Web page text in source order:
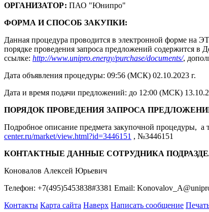
ОРГАНИЗАТОР: ПАО "Юнипро"
ФОРМА И СПОСОБ ЗАКУПКИ:
Данная процедура проводится в электронной форме на
порядке проведения запроса предложений содержится в
ссылке: http://www.unipro.energy/purchase/documents/,
Дата объявления процедуры: 09:56 (МСК) 02.10.2023 г.
Дата и время подачи предложений: до 12:00 (МСК)
ПОРЯДОК ПРОВЕДЕНИЯ ЗАПРОСА
Подробное описание предмета закупочной процедуры, а
center.ru/market/view.html?id=3446151 , №3446151
КОНТАКТНЫЕ ДАННЫЕ СОТРУДНИКА
Коновалов Алексей Юрьевич
Телефон: +7(495)5453838#3381 Email:
Контакты Карта сайта Наверх Написать сообщение